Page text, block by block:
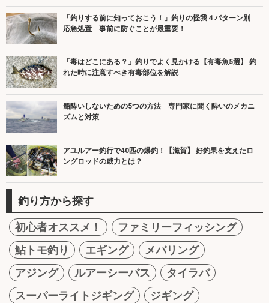
「釣りする前に知っておこう！」釣りの怪我４パターン別
応急処置 事前に防ぐことが最重要！
「毒はどこにある？」釣りでよく見かける【有毒魚5選】 釣
れた時に注意すべき有毒部位を解説
船酔いしないための5つの方法 専門家に聞く酔いのメカニ
ズムと対策
アユルアー釣行で40匹の爆釣！【滋賀】 好釣果を支えたロ
ングロッドの威力とは？
釣り方から探す
初心者オススメ！
ファミリーフィッシング
鮎トモ釣り
エギング
メバリング
アジング
ルアーシーバス
タイラバ
スーパーライトジギング
ジギング